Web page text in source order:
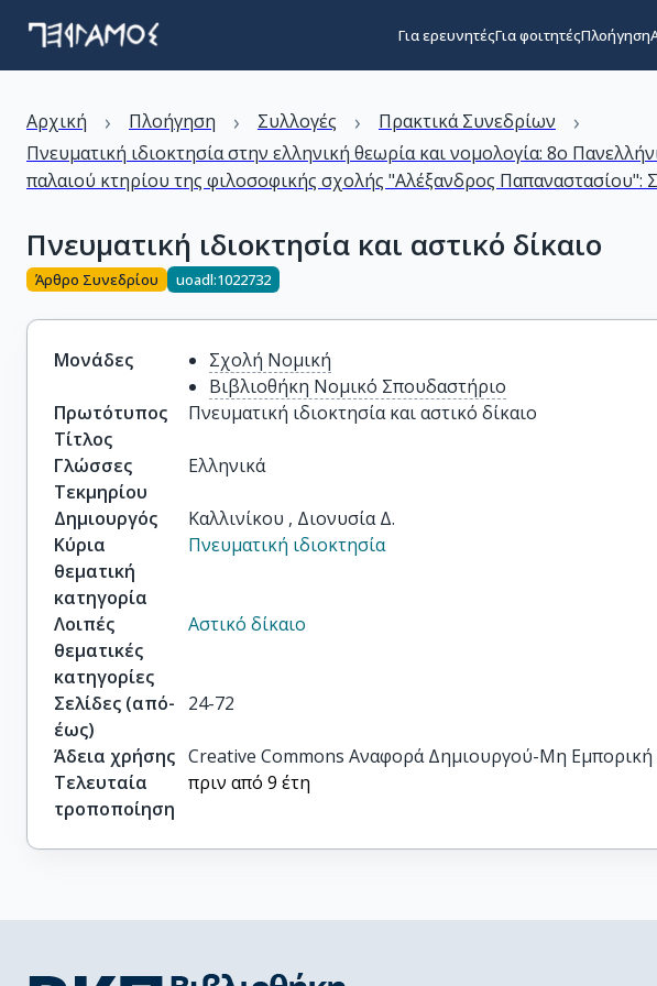
Για ερευνητέςΓια φοιτητέςΠλοήγηση
Αρχική › Πλοήγηση › Συλλογές › Πρακτικά Συνεδρίων ›
Πνευματική ιδιοκτησία στην ελληνική θεωρία και νομολογία: 8ο
παλαιού κτηρίου της φιλοσοφικής σχολής "Αλέξανδρος
Πνευματική ιδιοκτησία και αστικό δίκαιο
Άρθρο Συνεδρίου uoadl:1022732
Μονάδες
Σχολή Νομική
Βιβλιοθήκη Νομικό Σπουδαστήριο
Πρωτότυπος
Τίτλος
Πνευματική ιδιοκτησία και αστικό δίκαιο
Γλώσσες
Τεκμηρίου
Ελληνικά
Δημιουργός
Καλλινίκου , Διονυσία Δ.
Κύρια
θεματική
κατηγορία
Πνευματική ιδιοκτησία
Λοιπές
θεματικές
κατηγορίες
Αστικό δίκαιο
Σελίδες (από-
έως)
24-72
Άδεια χρήσης Creative Commons Αναφορά Δημιουργού-Μη Εμπορική
Τελευταία
τροποποίηση
πριν από 9 έτη